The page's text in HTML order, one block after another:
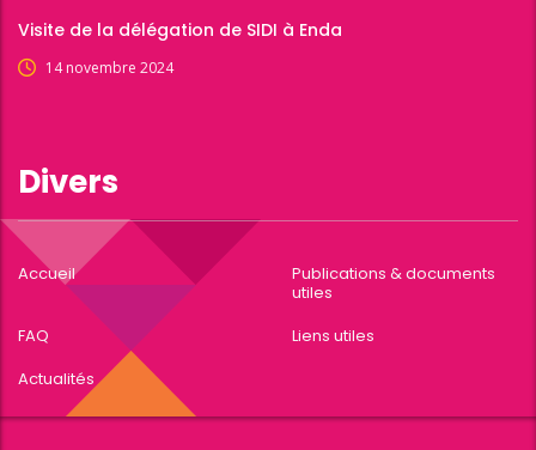
Visite de la délégation de SIDI à Enda
14 novembre 2024
Divers
Accueil
Publications & documents
utiles
FAQ
Liens utiles
Actualités